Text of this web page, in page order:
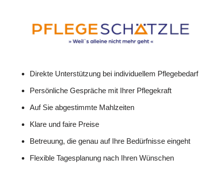
Direkte Unterstützung bei individuellem Pflegebedarf
Persönliche Gespräche mit Ihrer Pflegekraft
Auf Sie abgestimmte Mahlzeiten
Klare und faire Preise
Betreuung, die genau auf Ihre Bedürfnisse eingeht
Flexible Tagesplanung nach Ihren Wünschen